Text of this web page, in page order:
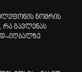
ნომრის
რა გავლენას